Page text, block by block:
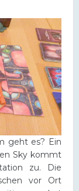
geht es? Ein
Sky kommt
zu. Die
vor Ort